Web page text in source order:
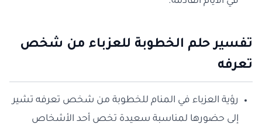
تفسير حلم الخطوبة للعزباء من شخص
تعرفه
رؤية العزباء في المنام للخطوبة من شخص تعرفه تشير
إلى حضورها لمناسبة سعيدة تخص أحد الأشخاص